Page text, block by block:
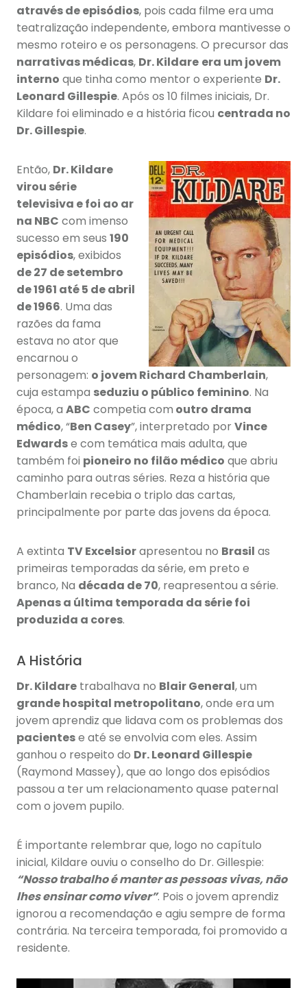
através de episódios, pois cada filme era uma
teatralização independente, embora mantivesse o
mesmo roteiro e os personagens. O precursor das
narrativas médicas, Dr. Kildare era um jovem
interno que tinha como mentor o experiente Dr.
Leonard Gillespie. Após os 10 filmes iniciais, Dr.
Kildare foi eliminado e a história ficou centrada no
Dr. Gillespie.
Então, Dr. Kildare
virou série
televisiva e foi ao ar
na NBC com imenso
sucesso em seus 190
episódios, exibidos
de 27 de setembro
de 1961 até 5 de abril
de 1966. Uma das
razões da fama
estava no ator que
encarnou o
personagem: o jovem Richard Chamberlain,
cuja estampa seduziu o público feminino. Na
época, a ABC competia com outro drama
médico, “Ben Casey”, interpretado porVince
Edwardse com temática mais adulta, que
também foi pioneiro no filão médico que abriu
caminho para outras séries. Reza a história que
Chamberlain recebia o triplo das cartas,
principalmente por parte das jovens da época.
A extinta TV Excelsiorapresentou no Brasil as
primeiras temporadas da série, em preto e
branco, Na década de 70, reapresentou a série.
Apenas a última temporada da série foi
produzida a cores.
A História
Dr. Kildare trabalhava no Blair General, um
grande hospital metropolitano, onde era um
jovem aprendiz que lidava com os problemas dos
pacientese até se envolvia com eles. Assim
ganhou o respeito do Dr. Leonard Gillespie
(Raymond Massey), que ao longo dos episódios
passou a ter um relacionamento quase paternal
com o jovem pupilo.
É importante relembrar que, logo no capítulo
inicial, Kildare ouviu o conselho do Dr. Gillespie:
“Nosso trabalho é manter as pessoas vivas, não
lhes ensinar como viver”. Pois o jovem aprendiz
ignorou a recomendação e agiu sempre de forma
contrária. Na terceira temporada, foi promovido a
residente.